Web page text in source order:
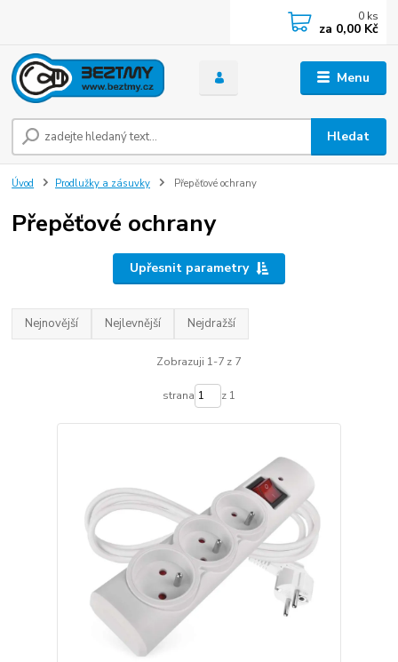
Menu
Hledat
0 ks
za 0,00 Kč
Úvod Prodlužky a zásuvky Přepěťové ochrany
Přepěťové ochrany
Upřesnit parametry
Nejnovější Nejlevnější Nejdražší
Zobrazuji 1-7 z 7
strana z 1